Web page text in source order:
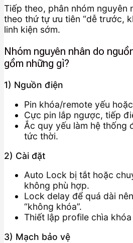
Tiếp theo, phân nhóm nguyên
theo thứ tự ưu tiên “dễ trước,
linh kiện sớm.
Nhóm nguyên nhân do
gồm những gì?
1) Nguồn điện
Pin khóa/remote yếu
Cực pin lắp ngược, tiếp
Ắc quy yếu làm hệ thống
tức thời.
2) Cài đặt
Auto Lock bị tắt hoặc
không phù hợp.
Lock delay để quá dài
“không khóa”.
Thiết lập profile chìa
3) Mạch bảo vệ